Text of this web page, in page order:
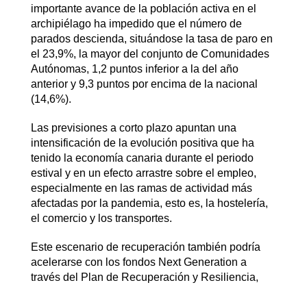
importante avance de la población activa en el
archipiélago ha impedido que el número de
parados descienda, situándose la tasa de paro en
el 23,9%, la mayor del conjunto de Comunidades
Autónomas, 1,2 puntos inferior a la del año
anterior y 9,3 puntos por encima de la nacional
(14,6%).
Las previsiones a corto plazo apuntan una
intensificación de la evolución positiva que ha
tenido la economía canaria durante el periodo
estival y en un efecto arrastre sobre el empleo,
especialmente en las ramas de actividad más
afectadas por la pandemia, esto es, la hostelería,
el comercio y los transportes.
Este escenario de recuperación también podría
acelerarse con los fondos Next Generation a
través del Plan de Recuperación y Resiliencia,